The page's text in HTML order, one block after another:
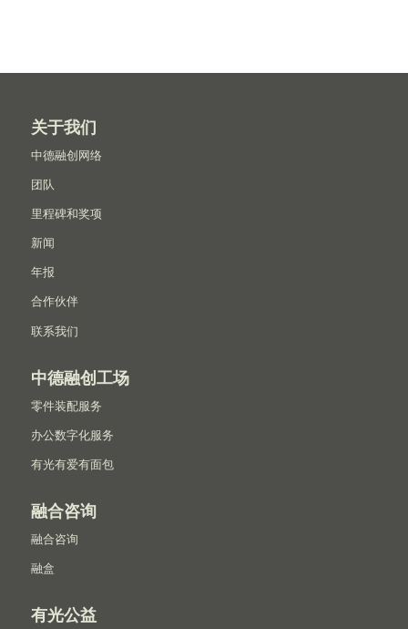
关于我们
中德融创网络
团队
里程碑和奖项
新闻
年报
合作伙伴
联系我们
中德融创工场
零件装配服务
办公数字化服务
有光有爱有面包
融合咨询
融合咨询
融盒
有光公益